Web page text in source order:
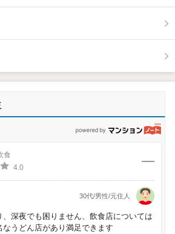
食
4.0
30代/男性/元住人
深夜でも困りません、飲食店については
うどん店があり満足できます